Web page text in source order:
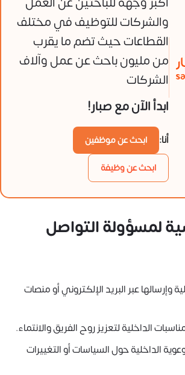
والشركات للتوظيف في مختلف
القطاعات حيث تضم ما يقرب
من مليون باحث عن عمل وآلاف
الشركات
ابدأ الآن مع صبار!
أنا:
ابحث عن موظفين
ابحث عن وظيفة
لمسؤولة التواصل
وإرسالها عبر البريد الإلكتروني أو منصات
الداخلية لتعزيز روح الفريق والانتماء.
الداخلية حول السياسات أو التغييرات